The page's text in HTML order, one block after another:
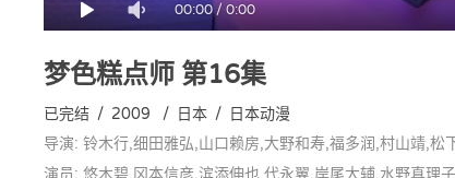
00:00/0:00
梦色糕点师 第16集
已完结 / 2009 / 日本 / 日本动漫
导演: 铃木行,细田雅弘,山口赖房,大野和寿,福多润,村山靖,